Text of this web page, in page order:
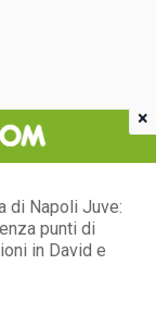
di Napoli Juve:
punti di
in David e
×